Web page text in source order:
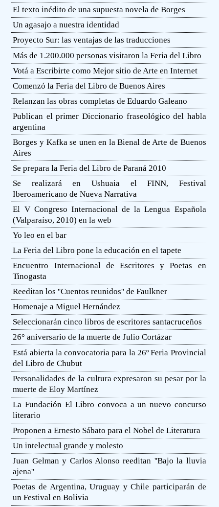
El texto inédito de una supuesta novela de Borges
Un agasajo a nuestra identidad
Proyecto Sur: las ventajas de las traducciones
Más de 1.200.000 personas visitaron la Feria del Libro
Votá a Escribirte como Mejor sitio de Arte en Internet
Comenzó la Feria del Libro de Buenos Aires
Relanzan las obras completas de Eduardo Galeano
Publican el primer Diccionario fraseológico del habla
argentina
Borges y Kafka se unen en la Bienal de Arte de Buenos
Aires
Se prepara la Feria del Libro de Paraná 2010
Se realizará en Ushuaia el FINN, Festival
Iberoamericano de Nueva Narrativa
El V Congreso Internacional de la Lengua Española
(Valparaíso, 2010) en la web
Yo leo en el bar
La Feria del Libro pone la educación en el tapete
Encuentro Internacional de Escritores y Poetas en
Tinogasta
Reeditan los ''Cuentos reunidos'' de Faulkner
Homenaje a Miguel Hernández
Seleccionarán cinco libros de escritores santacruceños
26° aniversario de la muerte de Julio Cortázar
Está abierta la convocatoria para la 26º Feria Provincial
del Libro de Chubut
Personalidades de la cultura expresaron su pesar por la
muerte de Eloy Martínez
La Fundación El Libro convoca a un nuevo concurso
literario
Proponen a Ernesto Sábato para el Nobel de Literatura
Un intelectual grande y molesto
Juan Gelman y Carlos Alonso reeditan ''Bajo la lluvia
ajena''
Poetas de Argentina, Uruguay y Chile participarán de
un Festival en Bolivia